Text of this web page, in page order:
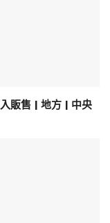
販售 | 地方 | 中央